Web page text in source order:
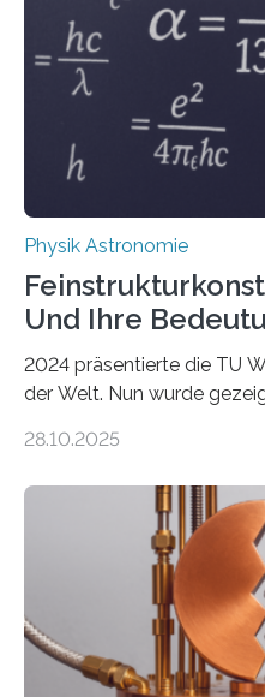
Physik Astronomie
Und Ihre
2024 präsentierte die TU
der Welt. Nun wurde
fundamentalen Physik
Messungen verwenden.
vermutet, weltweit war
Atomkern-Zuständen
einem Team der TU Wien
internationaler Partner der
Der lange diskutierte
gefunden. Kurz darauf
28.10.2025